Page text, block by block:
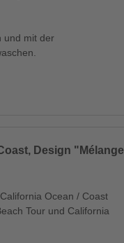
und mit der
Design "Mélange
Ocean / Coast
Tour und California